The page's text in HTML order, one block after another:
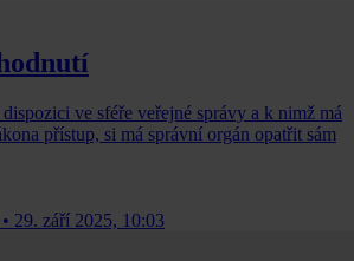
ve sféře veřejné správy a k nimž má
přístup, si má správní orgán opatřit sám
• 29. září 2025, 10:03